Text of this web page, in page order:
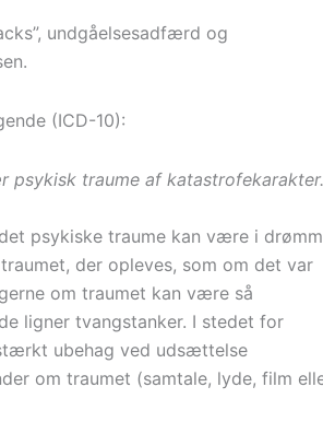
undgåelsesadfærd og
(ICD-10):
traume af katastrofekarakter.
psykiske traume kan være i
der opleves, som om det var
om traumet kan være så
ligner tvangstanker. I stedet for
ubehag ved udsættelse
om traumet (samtale, lyde, film